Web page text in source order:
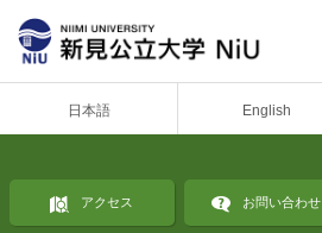
日本語 English
アクセス お問い合わせ